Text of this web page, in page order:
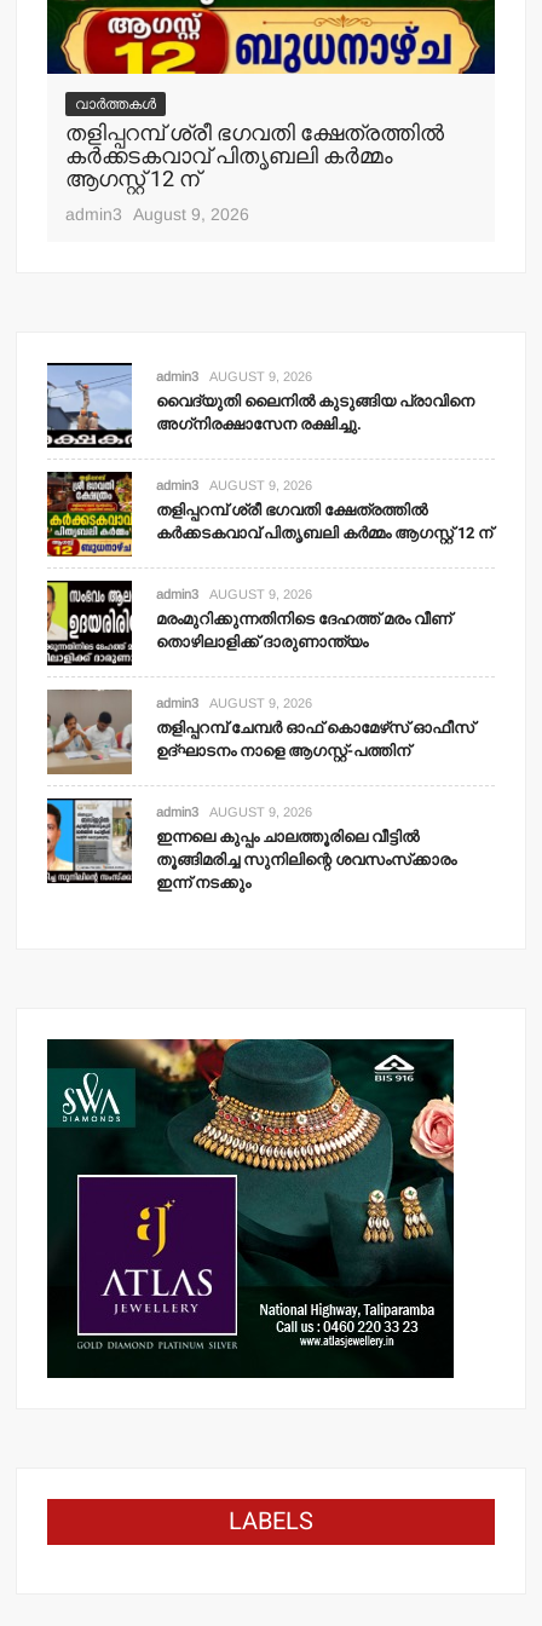
വാർത്തകൾ
തളിപ്പറമ്പ് ശ്രീ ഭഗവതി ക്ഷേത്രത്തില്‍
കര്‍ക്കടകവാവ് പിതൃബലി കര്‍മ്മം
ആഗസ്റ്റ് 12 ന്
admin3 August 9, 2026
admin3 AUGUST 9, 2026
വൈദ്യുതി ലൈനില്‍ കുടുങ്ങിയ പ്രാവിനെ
അഗ്‌നിരക്ഷാസേന രക്ഷിച്ചു.
admin3 AUGUST 9, 2026
തളിപ്പറമ്പ് ശ്രീ ഭഗവതി ക്ഷേത്രത്തില്‍
കര്‍ക്കടകവാവ് പിതൃബലി കര്‍മ്മം ആഗസ്റ്റ് 12 ന്
admin3 AUGUST 9, 2026
മരംമുറിക്കുന്നതിനിടെ ദേഹത്ത് മരം വീണ്
തൊഴിലാളിക്ക് ദാരുണാന്ത്യം
admin3 AUGUST 9, 2026
തളിപ്പറമ്പ് ചേമ്പര്‍ ഓഫ് കൊമേഴ്‌സ് ഓഫീസ്
ഉദ്ഘാടനം നാളെ ആഗസ്റ്റ്-പത്തിന്
admin3 AUGUST 9, 2026
ഇന്നലെ കുപ്പം ചാലത്തൂരിലെ വീട്ടില്‍
തൂങ്ങിമരിച്ച സുനിലിന്റെ ശവസംസ്‌ക്കാരം
ഇന്ന് നടക്കും
LABELS